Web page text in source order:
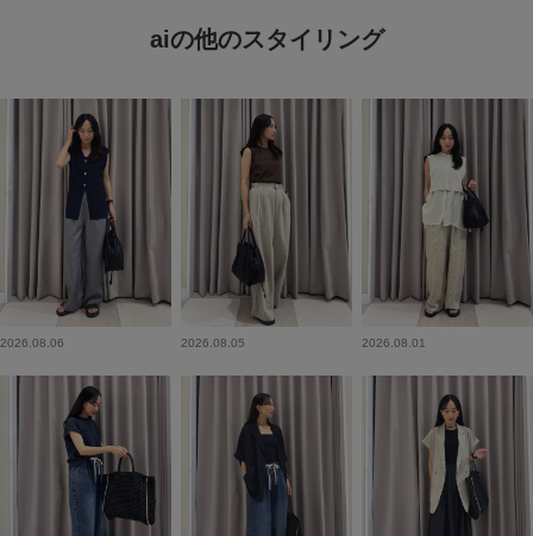
aiの他のスタイリング
2026.08.06 2026.08.05 2026.08.01